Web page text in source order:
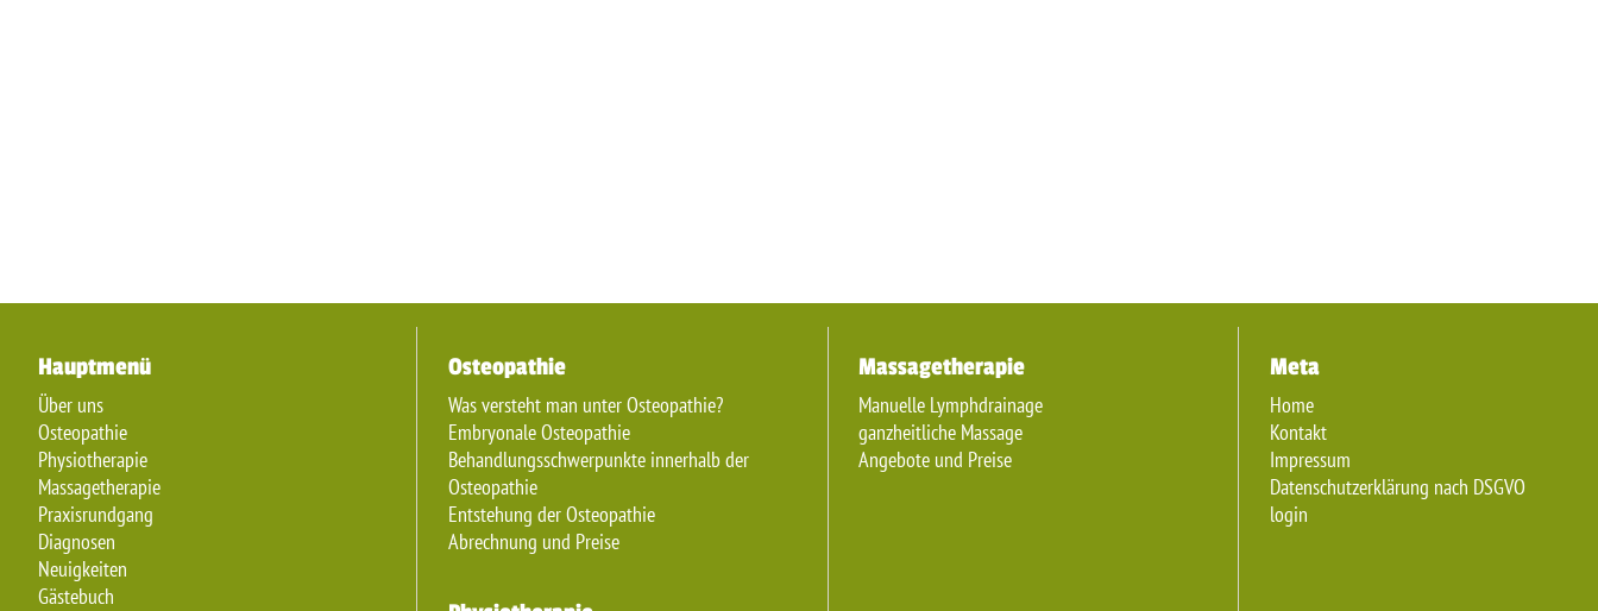
Hauptmenü
Über uns
Osteopathie
Physiotherapie
Massagetherapie
Praxisrundgang
Diagnosen
Neuigkeiten
Gästebuch
Osteopathie
Was versteht man unter Osteopathie?
Embryonale Osteopathie
Behandlungsschwerpunkte innerhalb der
Osteopathie
Entstehung der Osteopathie
Abrechnung und Preise
Massagetherapie
Manuelle Lymphdrainage
ganzheitliche Massage
Angebote und Preise
Meta
Home
Kontakt
Impressum
Datenschutzerklärung nach DSGVO
login